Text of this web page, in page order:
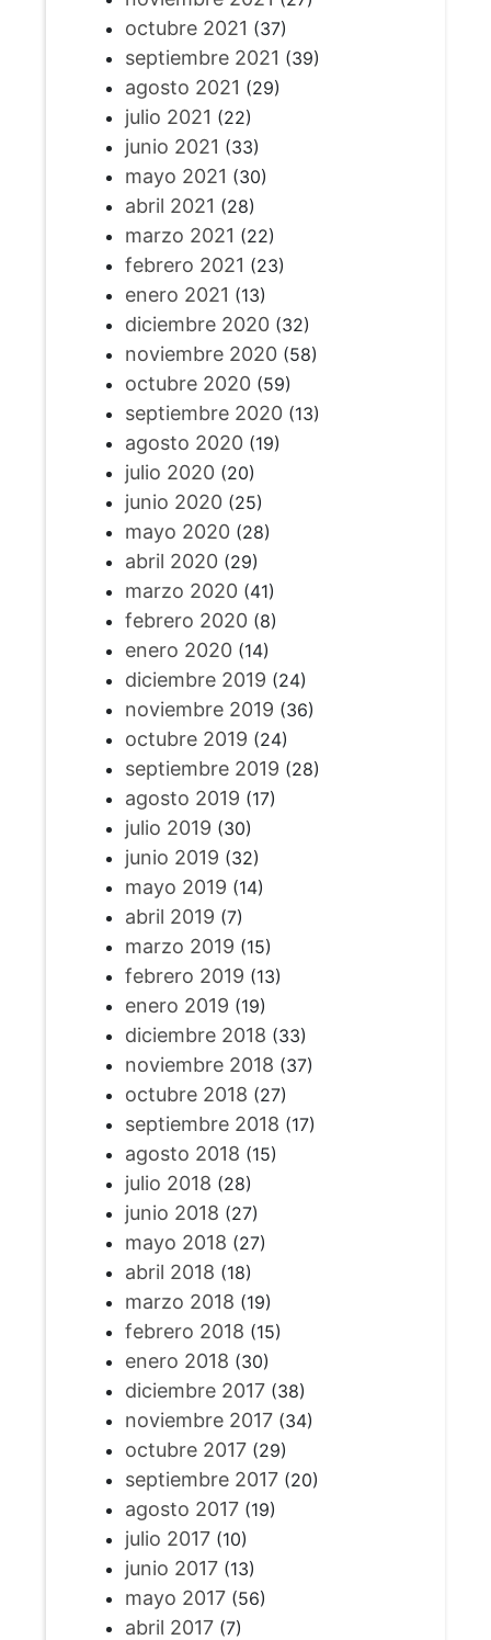
octubre 2021 (37)
septiembre 2021 (39)
agosto 2021 (29)
julio 2021 (22)
junio 2021 (33)
mayo 2021 (30)
abril 2021 (28)
marzo 2021 (22)
febrero 2021 (23)
enero 2021 (13)
diciembre 2020(32)
noviembre 2020(58)
octubre 2020(59)
septiembre 2020(13)
agosto 2020(19)
julio 2020(20)
junio 2020(25)
mayo 2020(28)
abril 2020(29)
marzo 2020(41)
febrero 2020(8)
enero 2020(14)
diciembre 2019 (24)
noviembre 2019 (36)
octubre 2019 (24)
septiembre 2019 (28)
agosto 2019 (17)
julio 2019 (30)
junio 2019 (32)
mayo 2019 (14)
abril 2019 (7)
marzo 2019 (15)
febrero 2019 (13)
enero 2019 (19)
diciembre 2018 (33)
noviembre 2018 (37)
octubre 2018 (27)
septiembre 2018 (17)
agosto 2018 (15)
julio 2018 (28)
junio 2018 (27)
mayo 2018 (27)
abril 2018 (18)
marzo 2018 (19)
febrero 2018 (15)
enero 2018 (30)
diciembre 2017(38)
noviembre 2017(34)
octubre 2017(29)
septiembre 2017(20)
agosto 2017(19)
julio 2017(10)
junio 2017(13)
mayo 2017(56)
abril 2017(7)